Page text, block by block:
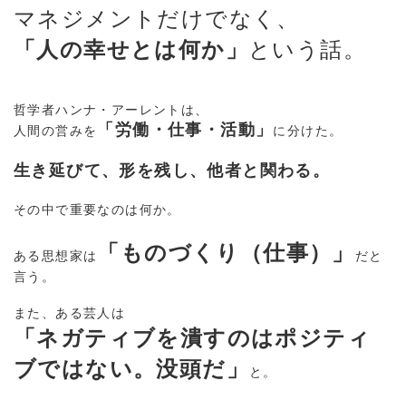
マネジメントだけでなく、
「人の幸せとは何か」 という話。
哲学者ハンナ・アーレントは、
人間の営みを 「労働・仕事・活動」 に分けた。
生き延びて、形を残し、他者と関わる。
その中で重要なのは何か。
ある思想家は 「ものづくり（仕事）」
だと
言う。
また、ある芸人は
「ネガティブを潰すのはポジティ
ブではない。没頭だ」
と。